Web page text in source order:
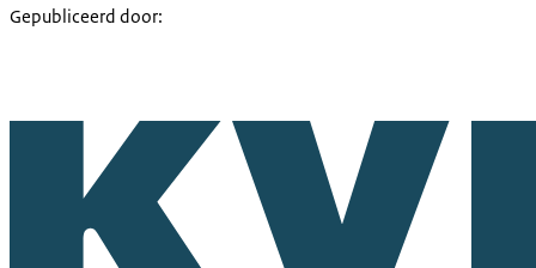
Gepubliceerd door: